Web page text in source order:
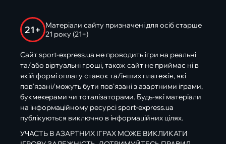
21+
Матеріали сайту призначені для осіб старше
21 року (21+)
Сайт sport-express.ua не проводить ігри на реальні
та/або віртуальні гроші, також сайт не приймає ні в
якій формі оплату ставок та/інших платежів, які
пов’язані/можуть бути пов’язані з азартними іграми,
букмекерами чи тоталізаторами. Будь-які матеріали
на інформаційному ресурсі sport-express.ua
публікуються виключно в інформаційних цілях.
УЧАСТЬ В АЗАРТНИХ ІГРАХ МОЖЕ ВИКЛИКАТИ